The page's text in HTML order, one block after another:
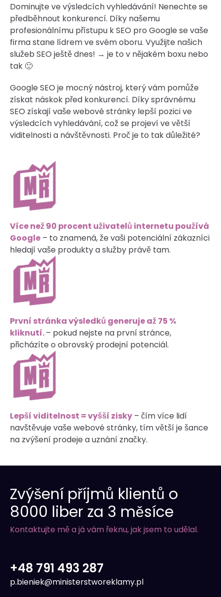
Dominujte ve výsledcích vyhledávání! Nenechte se
předběhnout konkurencí. Díky našemu
profesionálnímu přístupu k SEO pro Google se vaše
firma stane lídrem ve svém oboru. Využijte našich
služeb SEO ještě dnes! → je to v nějakém boxu nebo
tak 🙂
Google SEO je mocný nástroj, který vám pomůže
získat náskok před konkurencí. Díky správnému
SEO získají vaše webové stránky lepší pozici ve
výsledcích vyhledávání, což se projeví ve větší
viditelnosti a návštěvnosti. Proč je to tak důležité?
Více než 90 procent uživatelů internetu používá
Google – to znamená, že vaši potenciální zákazníci
hledají vaše produkty a služby právě tam.
První stránka výsledků generuje až 75 %
kliknutí.– pokud nejste na první stránce,
přicházíte o obrovský prodejní potenciál.
Lepší viditelnost = vyšší zisky – čím více lidí
navštěvuje vaše webové stránky, tím větší je šance
na zvýšení prodeje a uznání značky.
Zvýšení příjmů klientů o
8000 liber za 3 měsíce
Kontaktujte mě a já vám řeknu, jak jsem to udělal.
+48 791 493 287
p.bieniek@ministerstworeklamy.pl